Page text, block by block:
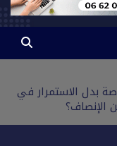
بدل الاستمرار في
الإنصاف؟